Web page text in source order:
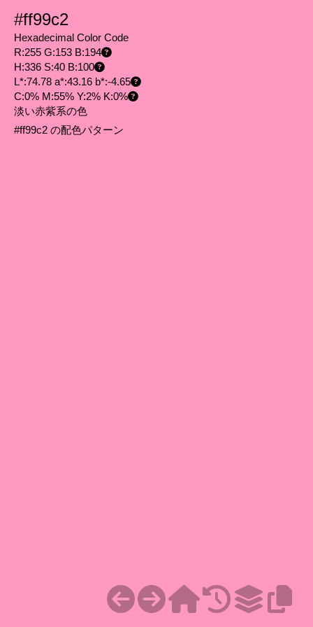
#ff99c2
Hexadecimal Color Code
R:255 G:153 B:194
H:336 S:40 B:100
L*:74.78 a*:43.16 b*:-4.65
C:0% M:55% Y:2% K:0%
淡い赤紫系の色
#ff99c2 の配色パターン